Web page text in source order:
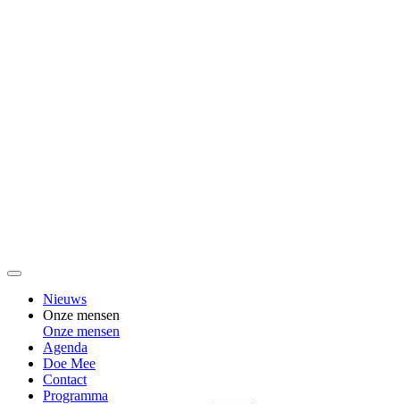
Nieuws
Onze mensen
Onze mensen
Agenda
Doe Mee
Contact
Programma